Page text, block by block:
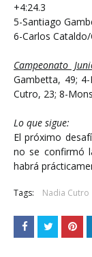
+4:24.3
5-Santiago
6-Carlos
Campeonato
Gambetta, 49;
Cutro, 23; 8-
Lo que sigue:
El próximo
no se confirmó
habrá
Tags: Nadia Cutro